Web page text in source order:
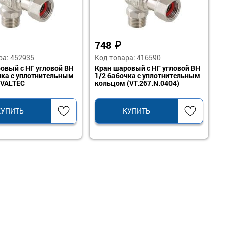
452935
с НГ угловой ВН
с уплотнительным
748 ₽
Код товара: 416590
Кран шаровый с НГ угловой ВН
1/2 бабочка с уплотнительным
кольцом (VT.267.N.0404)
КУПИТЬ